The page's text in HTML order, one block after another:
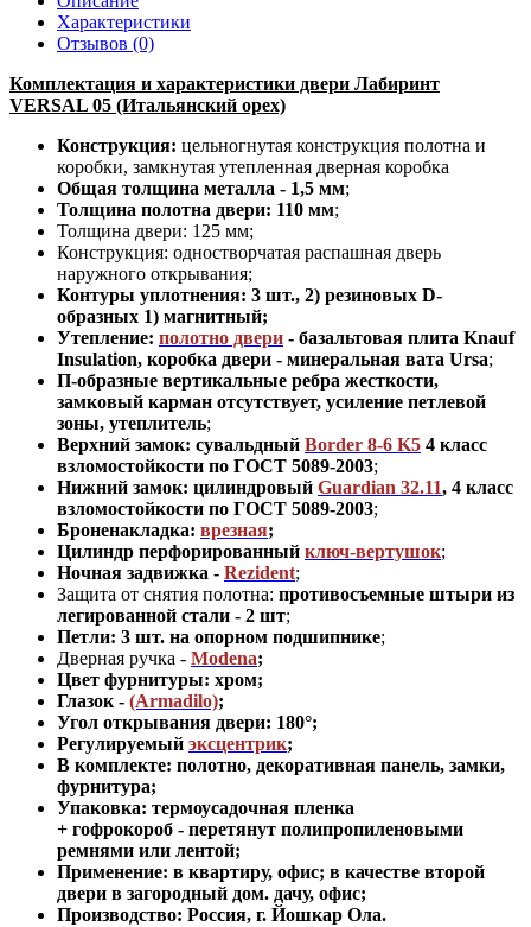
Характеристики
Отзывов (0)
Комплектация и характеристики двери Лабиринт
VERSAL 05 (Итальянский орех)
Конструкция: цельногнутая конструкция полотна и
коробки, замкнутая утепленная дверная коробка
Общая толщина металла - 1,5 мм;
Толщина полотна двери: 110 мм;
Толщина двери: 125 мм;
Конструкция: одностворчатая распашная дверь
наружного открывания;
Контуры уплотнения: 3 шт., 2) резиновых D-
образных 1) магнитный;
Утепление: полотно двери - базальтовая плита Knauf
Insulation, коробка двери - минеральная вата Ursa;
П-образные вертикальные ребра жесткости,
замковый карман отсутствует, усиление петлевой
зоны, утеплитель;
Верхний замок: сувальдный Border 8-6 K5 4 класс
взломостойкости по ГОСТ 5089-2003;
Нижний замок: цилиндровый Guardian 32.11, 4 класс
взломостойкости по ГОСТ 5089-2003;
Броненакладка: врезная;
Цилиндр перфорированный ключ-вертушок;
Ночная задвижка - Rezident;
Защита от снятия полотна: противосъемные штыри из
легированной стали - 2 шт;
Петли: 3 шт. на опорном подшипнике;
Дверная ручка - Modena;
Цвет фурнитуры: хром;
Глазок - (Armadilo);
Угол открывания двери: 180°;
Регулируемый эксцентрик;
В комплекте: полотно, декоративная панель, замки,
фурнитура;
Упаковка: термоусадочная пленка
+ гофрокороб - перетянут полипропиленовыми
ремнями или лентой;
Применение: в квартиру, офис; в качестве второй
двери в загородный дом. дачу, офис;
Производство: Россия, г. Йошкар Ола.